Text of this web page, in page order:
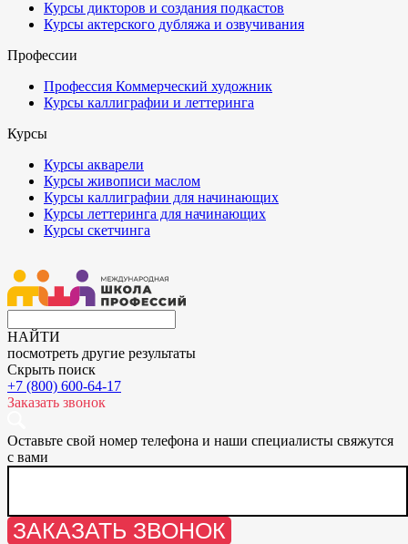
Курсы дикторов и создания подкастов
Курсы актерского дубляжа и озвучивания
Профессии
Профессия Коммерческий художник
Курсы каллиграфии и леттеринга
Курсы
Курсы акварели
Курсы живописи маслом
Курсы каллиграфии для начинающих
Курсы леттеринга для начинающих
Курсы скетчинга
НАЙТИ
посмотреть другие результаты
Скрыть поиск
+7 (800) 600-64-17
Заказать звонок
Оставьте свой номер телефона и наши специалисты свяжутся
с вами
ЗАКАЗАТЬ ЗВОНОК